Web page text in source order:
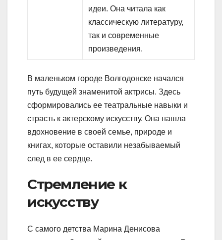
идеи. Она читала как
классическую литературу,
так и современные
произведения.
В маленьком городе Волгодонске начался
путь будущей знаменитой актрисы. Здесь
сформировались ее театральные навыки и
страсть к актерскому искусству. Она нашла
вдохновение в своей семье, природе и
книгах, которые оставили незабываемый
след в ее сердце.
Стремление к
искусству
С самого детства Марина Денисова